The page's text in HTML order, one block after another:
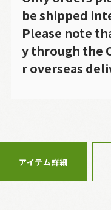
be shipped
Please note
y through the
r overseas
アイテム詳細